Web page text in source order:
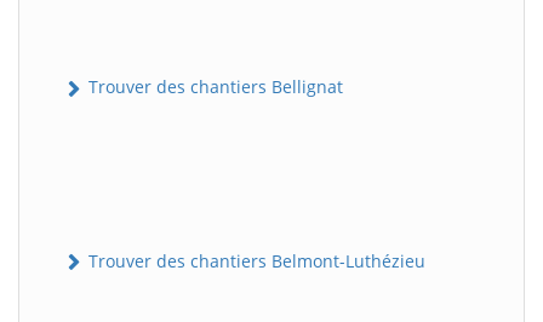
Trouver des chantiers Bellignat
Trouver des chantiers Belmont-Luthézieu